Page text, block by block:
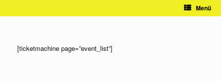
Menü
[ticketmachine page=”event_list”]